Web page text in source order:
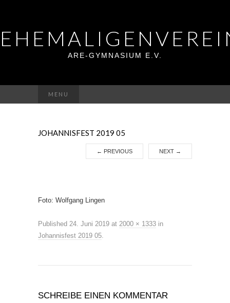
ARE-GYMNASIUM E.V.
MENU
nach:
JOHANNISFEST 2019 05
← PREVIOUS NEXT →
Foto: Wolfgang Lingen
Published 24. Juni 2019 at 2000 × 1333 in
Johannisfest 2019 05.
SCHREIBE EINEN KOMMENTAR